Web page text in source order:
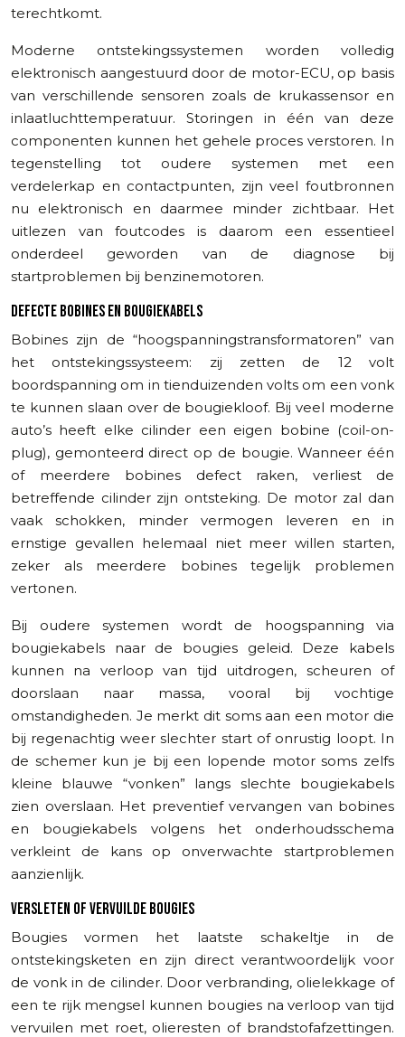
terechtkomt.
Moderne ontstekingssystemen worden volledig
elektronisch aangestuurd door de motor-ECU, op basis
van verschillende sensoren zoals de krukassensor en
inlaatluchttemperatuur. Storingen in één van deze
componenten kunnen het gehele proces verstoren. In
tegenstelling tot oudere systemen met een
verdelerkap en contactpunten, zijn veel foutbronnen
nu elektronisch en daarmee minder zichtbaar. Het
uitlezen van foutcodes is daarom een essentieel
onderdeel geworden van de diagnose bij
startproblemen bij benzinemotoren.
DEFECTE BOBINES EN BOUGIEKABELS
Bobines zijn de “hoogspanningstransformatoren” van
het ontstekingssysteem: zij zetten de 12 volt
boordspanning om in tienduizenden volts om een vonk
te kunnen slaan over de bougiekloof. Bij veel moderne
auto’s heeft elke cilinder een eigen bobine (coil-on-
plug), gemonteerd direct op de bougie. Wanneer één
of meerdere bobines defect raken, verliest de
betreffende cilinder zijn ontsteking. De motor zal dan
vaak schokken, minder vermogen leveren en in
ernstige gevallen helemaal niet meer willen starten,
zeker als meerdere bobines tegelijk problemen
vertonen.
Bij oudere systemen wordt de hoogspanning via
bougiekabels naar de bougies geleid. Deze kabels
kunnen na verloop van tijd uitdrogen, scheuren of
doorslaan naar massa, vooral bij vochtige
omstandigheden. Je merkt dit soms aan een motor die
bij regenachtig weer slechter start of onrustig loopt. In
de schemer kun je bij een lopende motor soms zelfs
kleine blauwe “vonken” langs slechte bougiekabels
zien overslaan. Het preventief vervangen van bobines
en bougiekabels volgens het onderhoudsschema
verkleint de kans op onverwachte startproblemen
aanzienlijk.
VERSLETEN OF VERVUILDE BOUGIES
Bougies vormen het laatste schakeltje in de
ontstekingsketen en zijn direct verantwoordelijk voor
de vonk in de cilinder. Door verbranding, olielekkage of
een te rijk mengsel kunnen bougies na verloop van tijd
vervuilen met roet, olieresten of brandstofafzettingen.